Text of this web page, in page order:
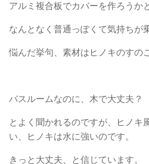
アルミ複合板でカバーを作ろうか
なんとなく普通っぽくて気持ちが
悩んだ挙句、素材はヒノキのすの
バスルームなのに、木で大丈夫？
とよく聞かれるのですが、ヒノキ
い、ヒノキは水に強いのです。
きっと大丈夫、と信じています。